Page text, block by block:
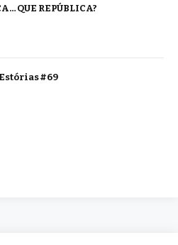
QUE REPÚBLICA?
#69